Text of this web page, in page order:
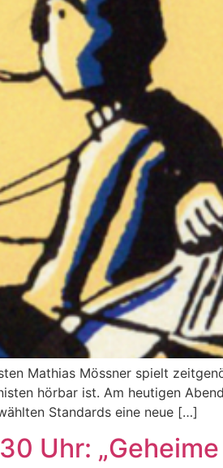
Mathias Mössner spielt
hörbar ist. Am heutigen
Standards eine neue […]
Uhr: